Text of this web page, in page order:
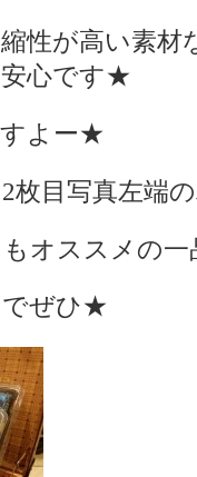
性が高い素材
心です★
よー★
枚目写真左端
オススメの
でぜひ★